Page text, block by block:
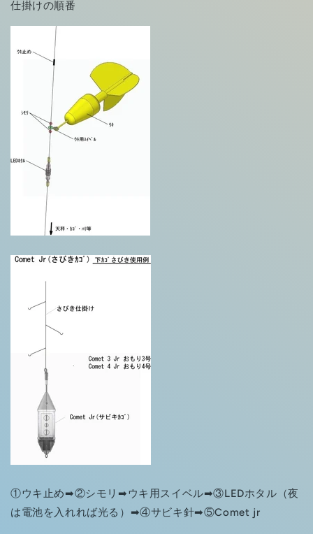
仕掛けの順番
①ウキ止め➡②シモリ➡ウキ用スイベル➡③LEDホタル（夜
は電池を入れれば光る）➡④サビキ針➡⑤Comet jr